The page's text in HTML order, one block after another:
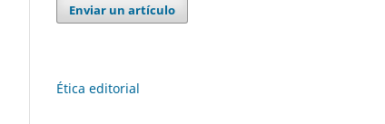
Enviar un artículo
Ética editorial